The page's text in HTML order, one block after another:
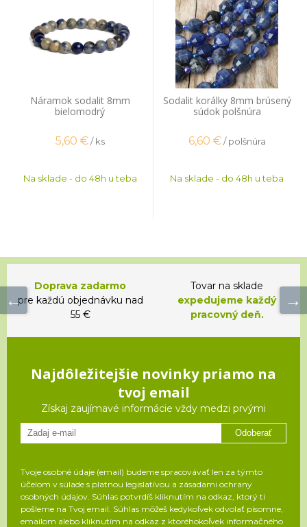
Náramok sodalit 8mm
bielomodrý
5,60 € / ks
Na sklade - do 48h u teba
Sodalit korálky 8mm brúsený
súdok polšnúra
6,60 € / polšnúra
Na sklade - do 48h u teba
Doprava zadarmo
pre každú objednávku nad
55 €
Tovar na sklade
expedujeme každý
pracovný deň.
Najdôležitejšie novinky priamo na
tvoj email
Získaj zaujímavé informácie vždy medzi prvými
Odoberať
Tvoje osobné údaje (email) budeme spracovávať len za týmto
účelom v súlade s platnou legislatívou a zásadami ochrany
osobných údajov. Súhlas potvrdíš kliknutím na odkaz, ktorý ti
pošleme na Tvoj email. Súhlas môžeš kedykoľvek odvolať písomne,
emailom alebo kliknutím na odkaz z ktoréhokoľvek informačného